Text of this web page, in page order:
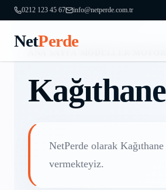
0212 123 45 67 info@netperde.com.tr
NetPerde
Kağıthane
NetPerde olarak Kağıthane
vermekteyiz.